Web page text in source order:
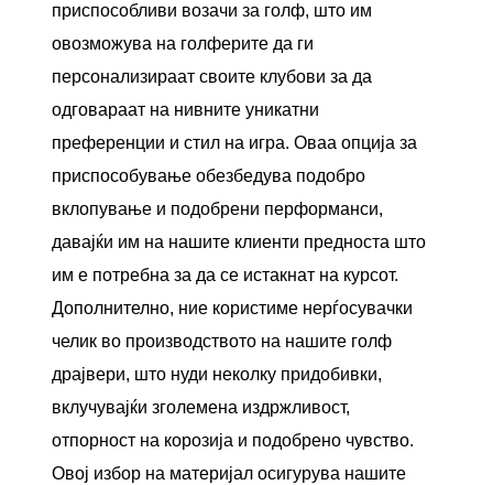
приспособливи возачи за голф, што им
овозможува на голферите да ги
персонализираат своите клубови за да
одговараат на нивните уникатни
преференции и стил на игра. Оваа опција за
приспособување обезбедува подобро
вклопување и подобрени перформанси,
давајќи им на нашите клиенти предноста што
им е потребна за да се истакнат на курсот.
Дополнително, ние користиме нерѓосувачки
челик во производството на нашите голф
драјвери, што нуди неколку придобивки,
вклучувајќи зголемена издржливост,
отпорност на корозија и подобрено чувство.
Овој избор на материјал осигурува нашите